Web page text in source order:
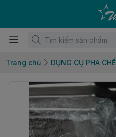
Trang chủ DỤNG CỤ PHA CHẾ